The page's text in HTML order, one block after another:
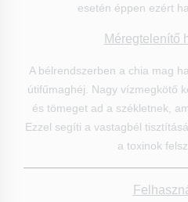
esetén éppen ezért
Méregtelenítő
A bélrendszerben a chia mag
útifűmaghéj. Nagy vízmegkötő
és tömeget ad a székletnek,
Ezzel segíti a vastagbél
a toxinok